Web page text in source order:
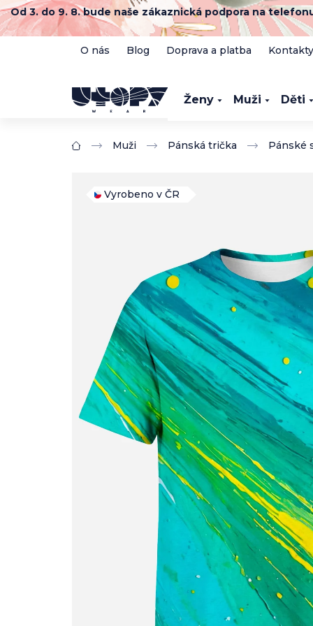
Přejít
na
obsah
Od 3. do 9. 8. bude naše zákaznická podpora na
O nás Blog Doprava a platba Kontakty
Ženy Muži Děti
Domů Muži Pánská trička Pánské
Vyrobeno v ČR